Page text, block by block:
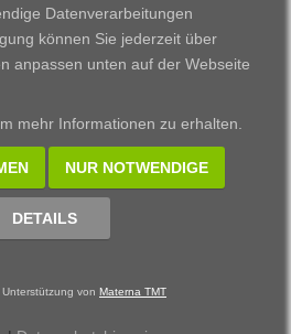
Bildungsangebot
Ausbildung
Datenverarbeitungen
können Sie jederzeit über
anpassen unten auf der Webseite
mehr Informationen zu erhalten.
NUR NOTWENDIGE
DETAILS
von Materna TMT